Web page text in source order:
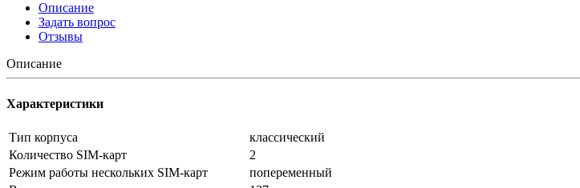
Описание
Задать вопрос
Отзывы
Описание
Характеристики
Тип корпуса
классический
Количество SIM-карт
2
Режим работы нескольких SIM-карт
попеременный